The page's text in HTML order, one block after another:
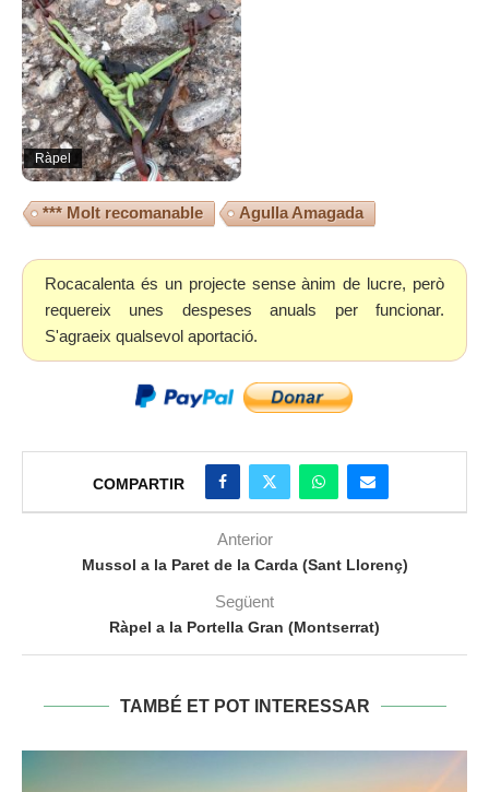
Ràpel
*** Molt recomanable Agulla Amagada
Rocacalenta és un projecte sense ànim de lucre, però
requereix unes despeses anuals per funcionar.
S'agraeix qualsevol aportació.
COMPARTIR
Anterior
Mussol a la Paret de la Carda (Sant Llorenç)
Següent
Ràpel a la Portella Gran (Montserrat)
TAMBÉ ET POT INTERESSAR